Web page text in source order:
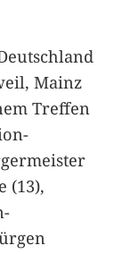
Mainz
Treffen
(13),